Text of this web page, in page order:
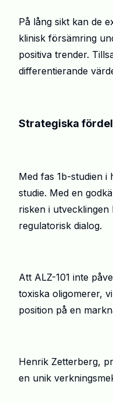
På lång sikt kan de
klinisk försämring
positiva trender.
differentierande
Strategiska
Med fas 1b-studien i
studie. Med en
risken i
regulatorisk dialog.
Att ALZ-101 inte
toxiska oligomerer,
position på en
Henrik Zetterberg,
en unik